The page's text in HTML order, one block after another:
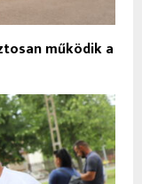
működik a